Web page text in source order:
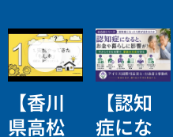
【香川
県高松
【認知
症にな